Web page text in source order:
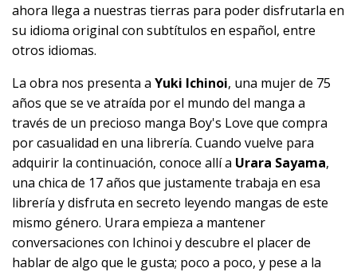
ahora llega a nuestras tierras para poder disfrutarla en
su idioma original con subtítulos en español, entre
otros idiomas.
La obra nos presenta a Yuki Ichinoi, una mujer de 75
años que se ve atraída por el mundo del manga a
través de un precioso manga Boy's Love que compra
por casualidad en una librería. Cuando vuelve para
adquirir la continuación, conoce allí a Urara Sayama,
una chica de 17 años que justamente trabaja en esa
librería y disfruta en secreto leyendo mangas de este
mismo género. Urara empieza a mantener
conversaciones con Ichinoi y descubre el placer de
hablar de algo que le gusta; poco a poco, y pese a la